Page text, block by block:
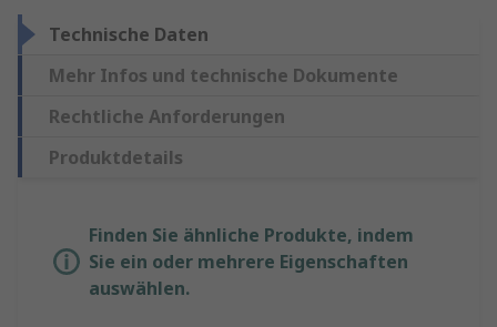
Technische Daten
Mehr Infos und technische Dokumente
Rechtliche Anforderungen
Produktdetails
Finden Sie ähnliche Produkte, indem
Sie ein oder mehrere Eigenschaften
auswählen.